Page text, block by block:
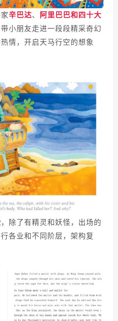
辛巴达、 阿里巴巴和四十大
小朋友走进一段段精采奇幻
情，开启天马行空的想象
，除了有精灵和妖怪，出场的
各业和不同阶层，架构复